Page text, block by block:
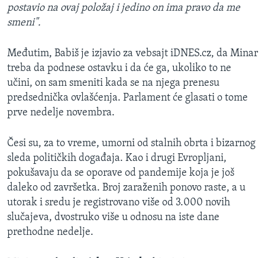
postavio na ovaj položaj i jedino on ima pravo da me
smeni".
Međutim, Babiš je izjavio za vebsajt iDNES.cz, da Minar
treba da podnese ostavku i da će ga, ukoliko to ne
učini, on sam smeniti kada se na njega prenesu
predsednička ovlašćenja. Parlament će glasati o tome
prve nedelje novembra.
Česi su, za to vreme, umorni od stalnih obrta i bizarnog
sleda političkih događaja. Kao i drugi Evropljani,
pokušavaju da se oporave od pandemije koja je još
daleko od završetka. Broj zaraženih ponovo raste, a u
utorak i sredu je registrovano više od 3.000 novih
slučajeva, dvostruko više u odnosu na iste dane
prethodne nedelje.